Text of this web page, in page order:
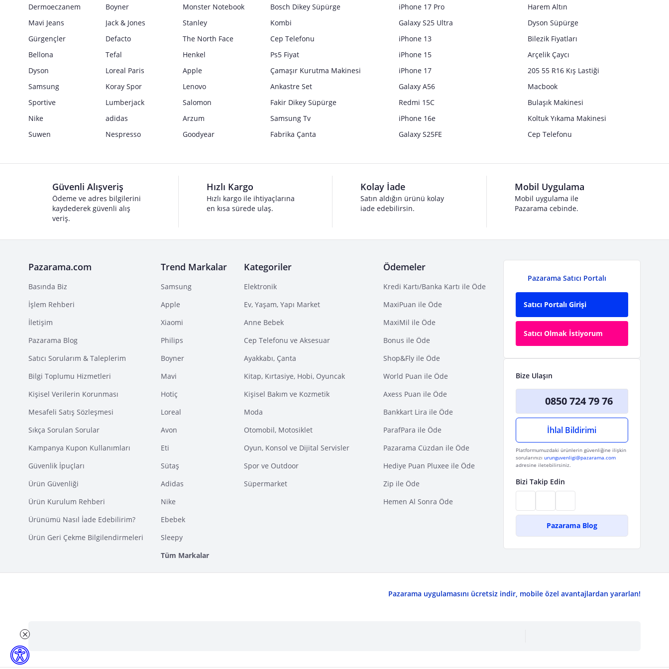
Dermoeczanem
Boyner
Monster Notebook
Mavi Jeans
Jack & Jones
Stanley
Gürgençler
Defacto
The North Face
Bellona
Tefal
Henkel
Dyson
Loreal Paris
Apple
Samsung
Koray Spor
Lenovo
Sportive
Lumberjack
Salomon
Nike
adidas
Arzum
Suwen
Nespresso Goodyear
Bosch Dikey Süpürge
Kombi
Cep Telefonu
Ps5 Fiyat
Çamaşır Kurutma Makinesi
Ankastre Set
Fakir Dikey Süpürge
Samsung Tv
Fabrika Çanta
iPhone 17 Pro
Galaxy S25 Ultra
iPhone 13
iPhone 15
iPhone 17
Galaxy A56
Redmi 15C
iPhone 16e
Galaxy S25FE
Harem Altın
Dyson Süpürge
Bilezik Fiyatları
Arçelik Çaycı
205 55 R16 Kış Lastiği
Macbook
Bulaşık Makinesi
Koltuk Yıkama Makinesi
Cep Telefonu
Güvenli Alışveriş
Ödeme ve adres bilgilerini
kaydederek güvenli alış
veriş.
Hızlı Kargo
Hızlı kargo ile ihtiyaçlarına
en kısa sürede ulaş.
Kolay İade
Satın aldığın ürünü kolay
iade edebilirsin.
Mobil Uygulama
Mobil uygulama ile
Pazarama cebinde.
Pazarama.com
Basında Biz
İşlem Rehberi
İletişim
Pazarama Blog
Satıcı Sorularım & Taleplerim
Bilgi Toplumu Hizmetleri
Kişisel Verilerin Korunması
Mesafeli Satış Sözleşmesi
Sıkça Sorulan Sorular
Kampanya Kupon Kullanımları
Güvenlik İpuçları
Ürün Güvenliği
Ürün Kurulum Rehberi
Ürünümü Nasıl İade Edebilirim?
Ürün Geri Çekme Bilgilendirmeleri
Trend Markalar
Samsung
Apple
Xiaomi
Philips
Boyner
Mavi
Hotiç
Loreal
Avon
Eti
Sütaş
Adidas
Nike
Ebebek
Sleepy
Tüm Markalar
Kategoriler
Elektronik
Ev, Yaşam, Yapı Market
Anne Bebek
Cep Telefonu ve Aksesuar
Ayakkabı, Çanta
Kitap, Kırtasiye, Hobi, Oyuncak
Kişisel Bakım ve Kozmetik
Moda
Otomobil, Motosiklet
Oyun, Konsol ve Dijital Servisler
Spor ve Outdoor
Süpermarket
Ödemeler
Kredi Kartı/Banka Kartı ile Öde
MaxiPuan ile Öde
MaxiMil ile Öde
Bonus ile Öde
Shop&Fly ile Öde
World Puan ile Öde
Axess Puan ile Öde
Bankkart Lira ile Öde
ParafPara ile Öde
Pazarama Cüzdan ile Öde
Hediye Puan Pluxee ile Öde
Zip ile Öde
Hemen Al Sonra Öde
Pazarama Satıcı Portalı
Satıcı Portalı Girişi
Satıcı Olmak İstiyorum
Bize Ulaşın
0850 724 79 76
İhlal Bildirimi
Platformumuzdaki ürünlerin güvenliğine ilişkin
sorularınızı urunguvenligi@pazarama.com
adresine iletebilirsiniz.
Bizi Takip Edin
Pazarama Blog
Pazarama uygulamasını ücretsiz indir, mobile özel avantajlardan yararlan!